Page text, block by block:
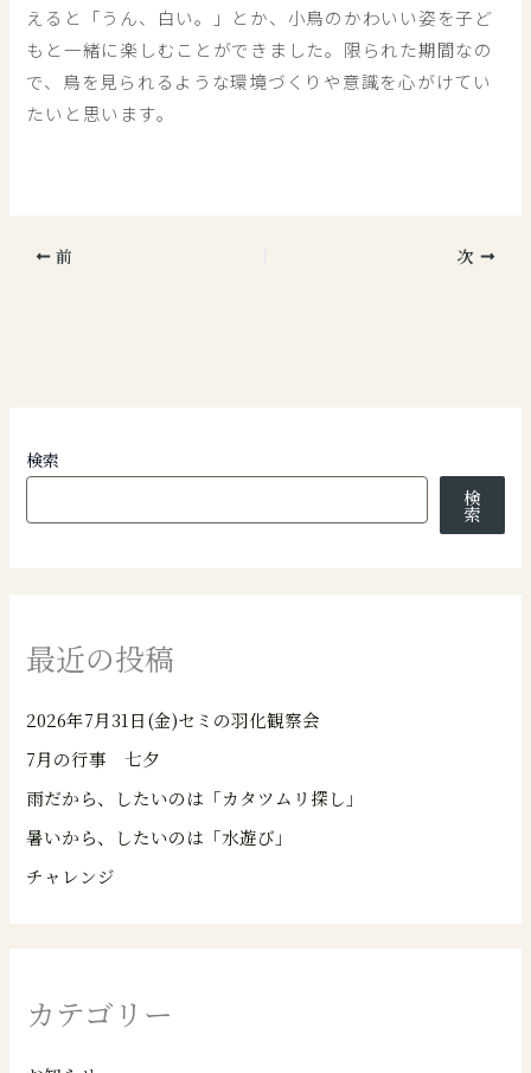
えると「うん、白い。」とか、小鳥のかわいい姿を子ど
もと一緒に楽しむことができました。限られた期間なの
で、鳥を見られるような環境づくりや意識を心がけてい
たいと思います。
前 次
検索
検
索
最近の投稿
2026年7月31日(金)セミの羽化観察会
7月の行事 七夕
雨だから、したいのは「カタツムリ探し」
暑いから、したいのは「水遊び」
チャレンジ
カテゴリー